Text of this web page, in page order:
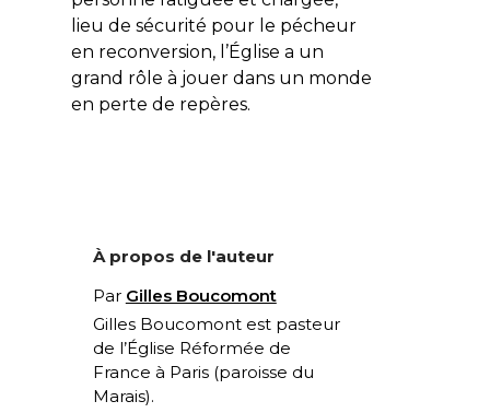
lieu de sécurité pour le pécheur
en reconversion, l’Église a un
grand rôle à jouer dans un monde
en perte de repères.
À propos de l'auteur
Par Gilles Boucomont
Gilles Boucomont est pasteur
de l’Église Réformée de
France à Paris (paroisse du
Marais).